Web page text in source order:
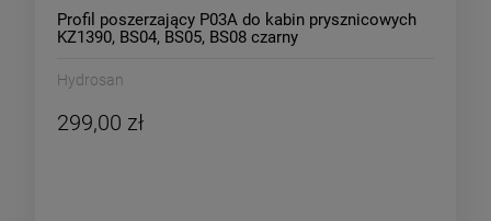
Profil poszerzający P03A do kabin prysznicowych
KZ1390, BS04, BS05, BS08 czarny
Hydrosan
299,00 zł